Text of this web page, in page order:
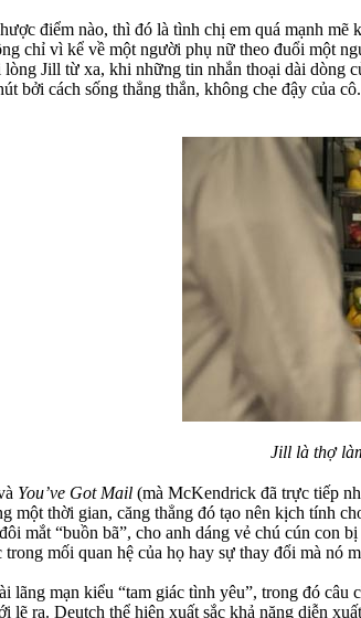
điểm nào, thì đó là tình chị em quá mạnh
chỉ vì kể về một người phụ nữ theo đuổi một
Jill từ xa, khi những tin nhắn thoại dài dòng
bởi cách sống thẳng thắn, không che đậy của
Jill là thợ
You’ve Got Mail (mà McKendrick đã trực tiếp
một thời gian, căng thẳng đó tạo nên kịch tính
mắt “buồn bã”, cho anh dáng vẻ chú cún con
mối quan hệ của họ hay sự thay đổi mà nó
lãng mạn kiểu “tam giác tình yêu”, trong đó
lẽ ra. Deutch thể hiện xuất sắc khả năng diễn